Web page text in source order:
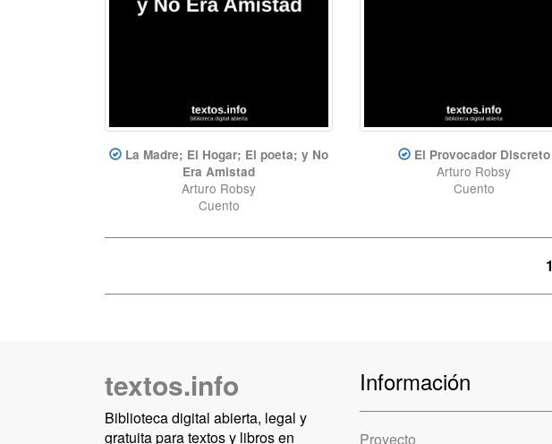
La Madre; El Hogar; El poeta; y No
Era Amistad
Arturo Robsy
Cuento
El Provocador Discreto
Arturo Robsy
Cuento
1
textos.info
Biblioteca digital abierta, legal y
gratuita para textos y libros en
Información
Proyecto